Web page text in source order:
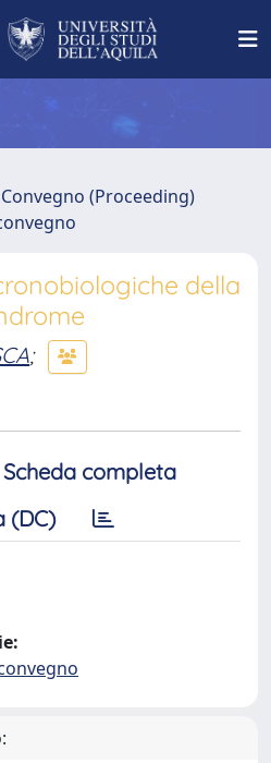
(Proceeding)
della
;
Scheda completa
(DC)